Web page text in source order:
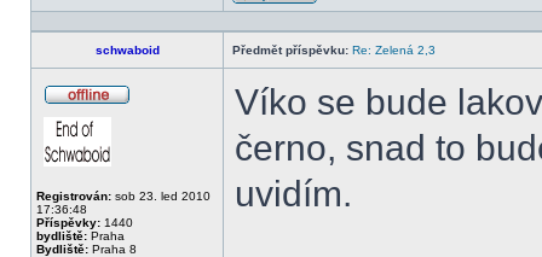
Profil
schwaboid Předmět příspěvku: Re: Zelená 2,3
Registrován: sob 23. led 2010
17:36:48
Příspěvky: 1440
bydliště: Praha
Bydliště: Praha 8
Víko se bude
černo, snad to
uvidím.